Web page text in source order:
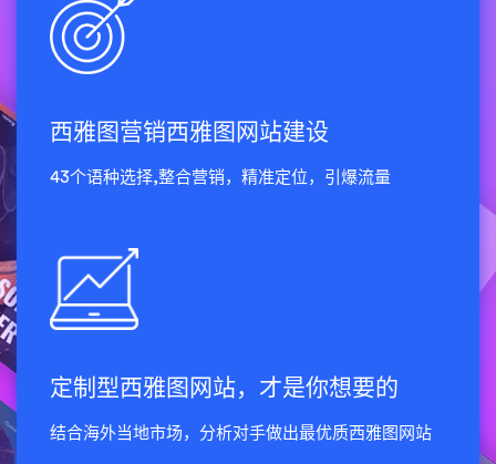
西雅图营销西雅图网站建设
43个语种选择,整合营销，精准定位，引爆流量
定制型西雅图网站，才是你想要的
结合海外当地市场，分析对手做出最优质西雅图网站